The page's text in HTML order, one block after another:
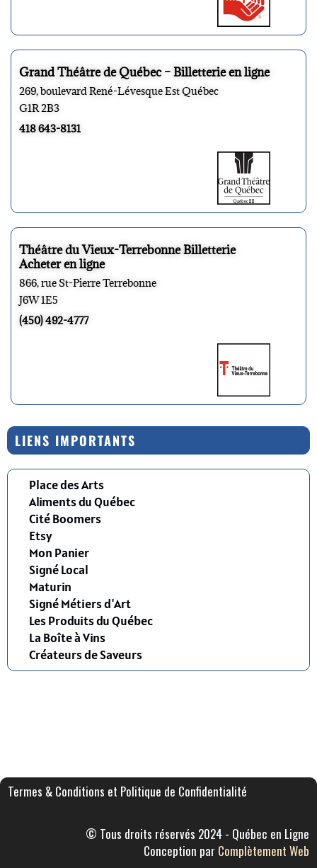
Grand Théâtre de Québec – Billetterie en ligne
269, boulevard René-Lévesque Est Québec
G1R 2B3
418 643-8131
Théâtre du Vieux-Terrebonne Billetterie
Acheter en ligne
866, rue St-Pierre Terrebonne
J6W 1E5
(450) 492-4777
LIENS IMPORTANTS
Place des Arts
Aliments du Québec
Cité Boomers
Etsy
Mon Panier
Signé Local
Maturin
Signé Métiers d'Art
Les Produits du Québec
La Boîte à Vins
Créateurs de Saveurs
Termes & Conditions et Politique de Confidentialité
© Tous droits réservés 2024 - Québec en Ligne
Conception par Complètement Web